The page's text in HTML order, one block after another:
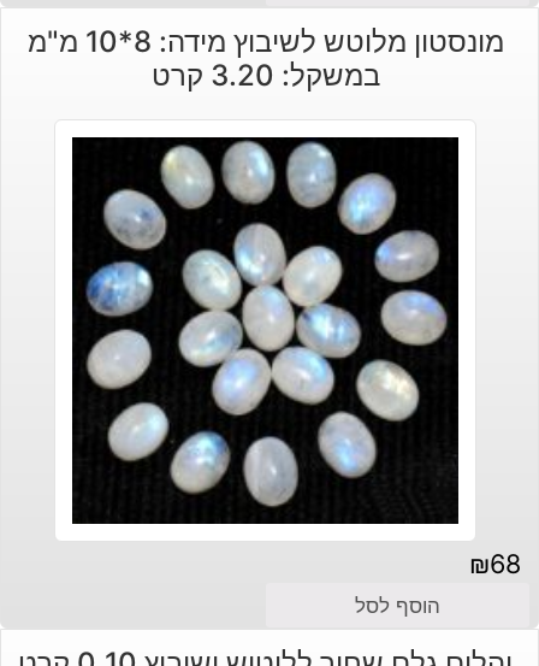
המקורי
היה:
הנוכחי
הוא:
מונסטון מלוטש לשיבוץ מידה: 8*10 מ"מ
במשקל: 3.20 קרט
₪68
הוסף לסל